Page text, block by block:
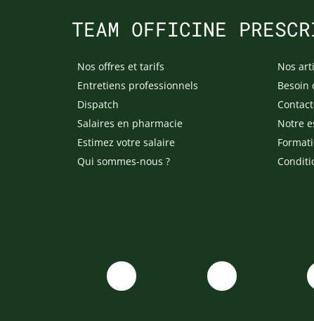
TEAM OFFICINE
Nos offres et tarifs
Entretiens professionnels
Dispatch
Salaires en pharmacie
Estimez votre salaire
Qui sommes-nous ?
Nos
Besoin
Notre